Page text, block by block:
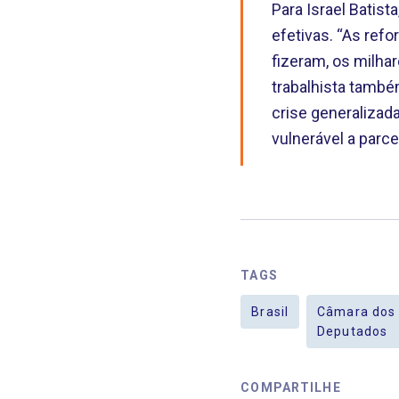
Para Israel
efetivas. “As
fizeram, os
trabalhista
crise
vulnerável a
TAGS
Brasil
Câmara dos
Deputados
COMPARTILHE